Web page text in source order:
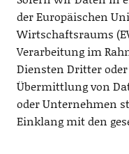
der Europäischen
Wirtschaftsraums
Verarbeitung im
Diensten Dritter
Übermittlung von
oder Unternehmen
Einklang mit den